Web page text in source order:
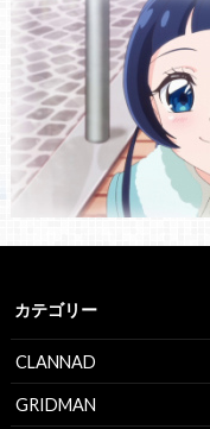
カテゴリー
CLANNAD
GRIDMAN